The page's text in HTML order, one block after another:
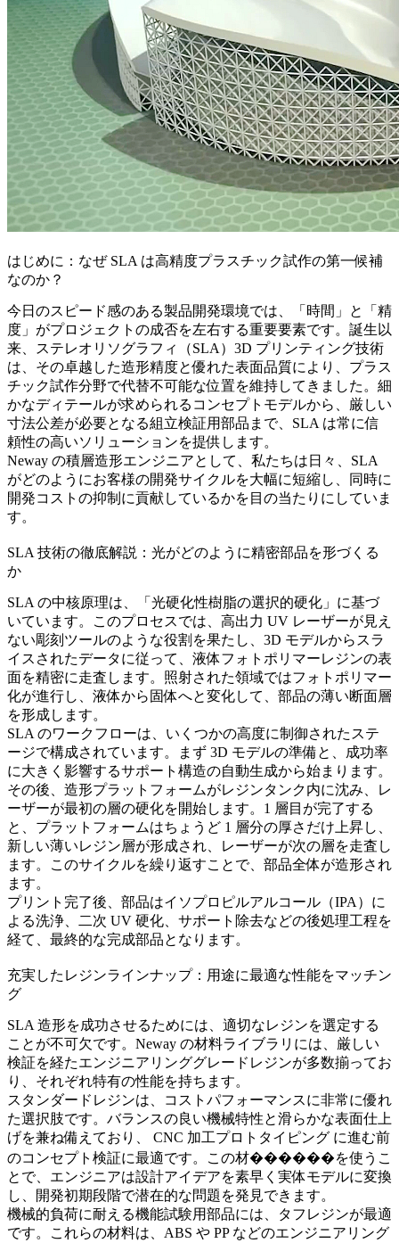
はじめに：なぜ SLA は高精度プラスチック試作の第一候補
なのか？
今日のスピード感のある製品開発環境では、「時間」と「精
度」がプロジェクトの成否を左右する重要要素です。誕生以
来、ステレオリソグラフィ（SLA）3D プリンティング技術
は、その卓越した造形精度と優れた表面品質により、プラス
チック試作分野で代替不可能な位置を維持してきました。細
かなディテールが求められるコンセプトモデルから、厳しい
寸法公差が必要となる組立検証用部品まで、SLA は常に信
頼性の高いソリューションを提供します。
Neway の積層造形エンジニアとして、私たちは日々、SLA
がどのようにお客様の開発サイクルを大幅に短縮し、同時に
開発コストの抑制に貢献しているかを目の当たりにしていま
す。
SLA 技術の徹底解説：光がどのように精密部品を形づくる
か
SLA の中核原理は、「光硬化性樹脂の選択的硬化」に基づ
いています。このプロセスでは、高出力 UV レーザーが見え
ない彫刻ツールのような役割を果たし、3D モデルからスラ
イスされたデータに従って、液体フォトポリマーレジンの表
面を精密に走査します。照射された領域ではフォトポリマー
化が進行し、液体から固体へと変化して、部品の薄い断面層
を形成します。
SLA のワークフローは、いくつかの高度に制御されたステ
ージで構成されています。まず 3D モデルの準備と、成功率
に大きく影響するサポート構造の自動生成から始まります。
その後、造形プラットフォームがレジンタンク内に沈み、レ
ーザーが最初の層の硬化を開始します。1 層目が完了する
と、プラットフォームはちょうど 1 層分の厚さだけ上昇し、
新しい薄いレジン層が形成され、レーザーが次の層を走査し
ます。このサイクルを繰り返すことで、部品全体が造形され
ます。
プリント完了後、部品はイソプロピルアルコール（IPA）に
よる洗浄、二次 UV 硬化、サポート除去などの後処理工程を
経て、最終的な完成部品となります。
充実したレジンラインナップ：用途に最適な性能をマッチン
グ
SLA 造形を成功させるためには、適切なレジンを選定する
ことが不可欠です。Neway の材料ライブラリには、厳しい
検証を経たエンジニアリンググレードレジンが多数揃ってお
り、それぞれ特有の性能を持ちます。
スタンダードレジンは、コストパフォーマンスに非常に優れ
た選択肢です。バランスの良い機械特性と滑らかな表面仕上
げを兼ね備えており、 CNC 加工プロトタイピング に進む前
のコンセプト検証に最適です。この材������を使うこ
とで、エンジニアは設計アイデアを素早く実体モデルに変換
し、開発初期段階で潜在的な問題を発見できます。
機械的負荷に耐える機能試験用部品には、タフレジンが最適
です。これらの材料は、ABS や PP などのエンジニアリング